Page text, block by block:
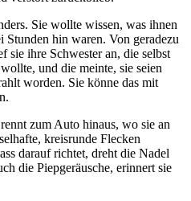
Sie wollte wissen, was ihnen
hin waren. Von geradezu
sie ihre Schwester an, die selbst
und die meinte, sie seien
worden. Sie könne das mit
zum Auto hinaus, wo sie an
kreisrunde Flecken
darauf richtet, dreht die Nadel
die Piepgeräusche, erinnert sie